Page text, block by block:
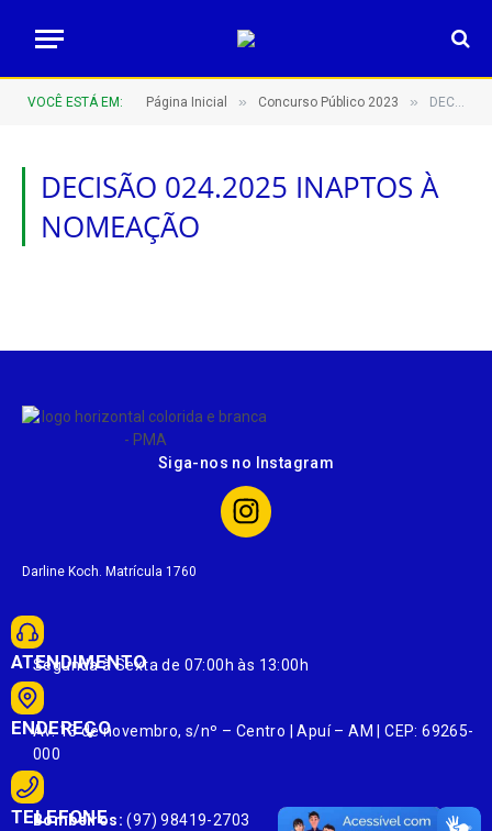
VOCÊ ESTÁ EM: Página Inicial » Concurso Público 2023 » DECISÃO 024.2025 INAPTOS À NOMEAÇÃO
DECISÃO 024.2025 INAPTOS À
NOMEAÇÃO
Siga-nos no Instagram
Darline Koch. Matrícula 1760
ATENDIMENTO
Segunda à Sexta de 07:00h às 13:00h
ENDEREÇO
Av. 13 de novembro, s/nº – Centro | Apuí – AM | CEP: 69265-
000
TELEFONE
Bombeiros: (97) 98419-2703